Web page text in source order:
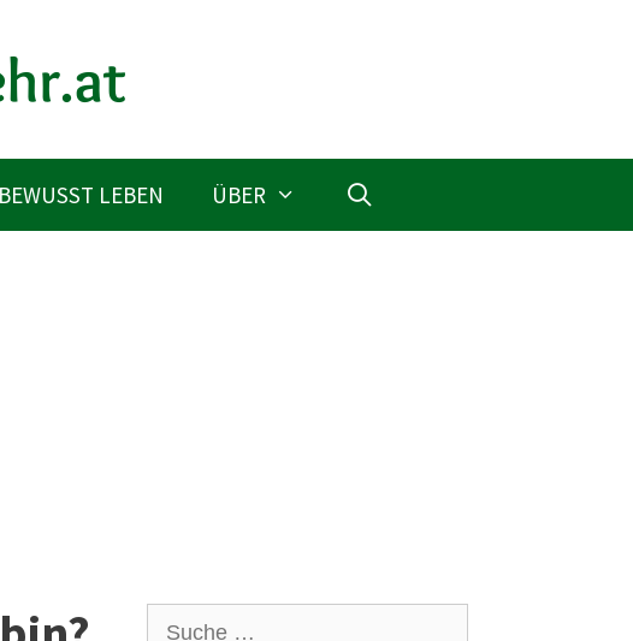
BEWUSST LEBEN ÜBER